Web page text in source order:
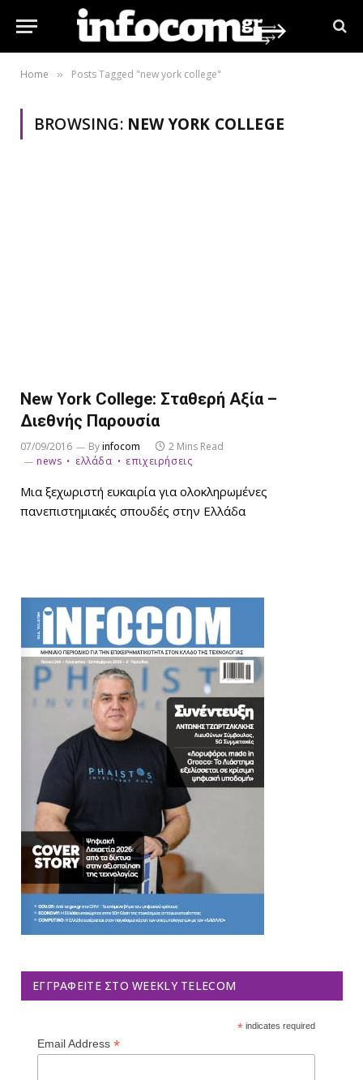
Home » Posts Tagged "new york college"
BROWSING: NEW YORK COLLEGE
New York College: Σταθερή Αξία –
Διεθνής Παρουσία
07/09/2016 Byinfocom
2 Mins Read
news
ελλάδα επιχειρήσεις
Μια ξεχωριστή ευκαιρία για ολοκληρωμένες
πανεπιστημιακές σπουδές στην Ελλάδα
ΕΓΓΡΑΦΕΊΤΕ ΣΤΟ WEEKLY TELECOM
*indicates required
Email Address *